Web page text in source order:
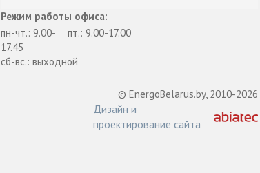
Режим работы офиса:
пн-чт.: 9.00-
17.45
пт.: 9.00-17.00
сб-вс.: выходной
© EnergoBelarus.by, 2010-2026
Дизайн и
проектирование сайта